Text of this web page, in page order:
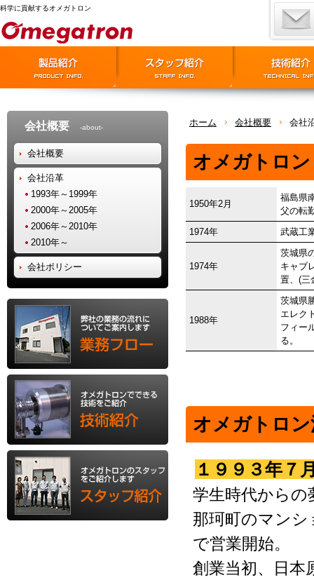
科学に貢献するオメガトロン
ホーム 会社概要 会社
オメガトロ
1950年2月
福島県
父の転
1974年
武蔵工
1974年
茨城県
キャブ
置、(三
1988年
茨城県
エレク
フィー
る。
オメガトロ
１９９３年
学生時代からの
那珂町のマンシ
で営業開始。
創業当初、日本
会社概要 about
会社概要
会社沿革
1993年～1999年
2000年～2005年
2006年～2010年
2010年～
会社ポリシー